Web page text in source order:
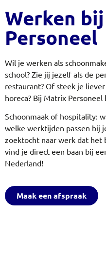
Werken
Personeel
Wil je werken als
school? Zie jij jezelf als de
restaurant? Of steek je
horeca? Bij Matrix Personeel
Schoonmaak of hospitality:
welke werktijden passen bij
zoektocht naar werk dat het
vind je direct een baan bij
Nederland!
Maak een afspraak